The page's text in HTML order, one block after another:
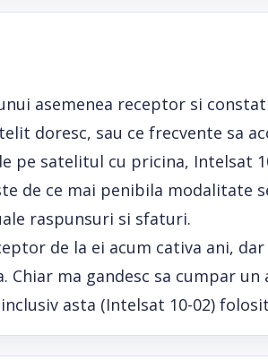
asemenea receptor si
doresc, sau ce frecvente sa
pe satelitul cu pricina, Intelsat
de ce mai penibila modalitate
raspunsuri si sfaturi.
de la ei acum cativa ani,
Chiar ma gandesc sa cumpar
asta (Intelsat 10-02)